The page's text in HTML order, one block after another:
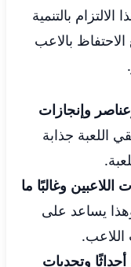
بالتنمية
بالاعب
وإنجازات
اللعبة جذابة
وغالبًا ما
يساعد على
اللاعب.
وتحديات